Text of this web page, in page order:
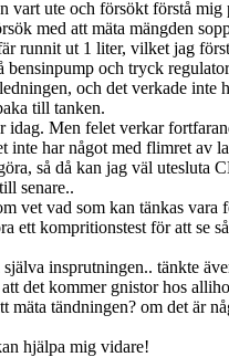
vart ute och försökt förstå mig
med att mäta mängden
runnit ut 1 liter, vilket jag
bensinpump och tryck
och det verkade inte
till tanken.
idag. Men felet verkar
inte har något med flimret av
så då kan jag väl utesluta
senare..
vet vad som kan tänkas vara
ett kompritionstest för att se
insprutningen.. tänkte
det kommer gnistor hos
mäta tändningen? om det är
hjälpa mig vidare!